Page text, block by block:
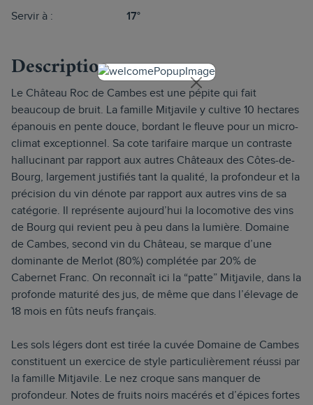
Servir à : 17°
Description
Le Château Roc de Cambes est une pépite qui fait
beaucoup de bruit. La famille Mitjavile y cultive 10 hectares
épanouis en pente douce, bordant le fleuve pour un micro-
climat exceptionnel. Sa cote tarifaire marque un contraste
hallucinant par rapport aux autres Châteaux des Côtes-de-
Bourg, largement justifiés tant la qualité, la profondeur et la
précision du vin dénote par rapport aux autres vins de sa
catégorie. Il représente aujourd’hui la locomotive des vins
de Bourg qui revient peu à peu dans la lumière. Domaine
de Cambes, second vin du Château, se marque d’une
dominante de Merlot (80%) complétée par 20% de
Cabernet Franc. On reconnaît ici la “patte” Mitjavile, dans la
profonde maturité des jus, de même que dans l’élevage de
18 mois en fûts neufs français.
Les sols légers dont est tirée la cuvée Domaine de Cambes
constituent un exercice de style particulièrement réussi par
la famille Mitjavile. Le nez croque sans manquer de
profondeur. Notes de fruits noirs macérés et d’épices fortes